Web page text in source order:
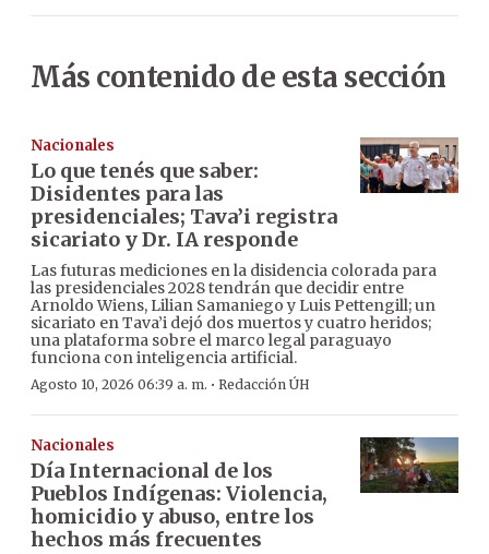
Más contenido de esta sección
Nacionales
Lo que tenés que saber:
Disidentes para las
presidenciales; Tava’i registra
sicariato y Dr. IA responde
Las futuras mediciones en la disidencia colorada para
las presidenciales 2028 tendrán que decidir entre
Arnoldo Wiens, Lilian Samaniego y Luis Pettengill; un
sicariato en Tava’i dejó dos muertos y cuatro heridos;
una plataforma sobre el marco legal paraguayo
funciona con inteligencia artificial.
Agosto 10, 2026 06:39 a. m. · Redacción ÚH
Nacionales
Día Internacional de los
Pueblos Indígenas: Violencia,
homicidio y abuso, entre los
hechos más frecuentes